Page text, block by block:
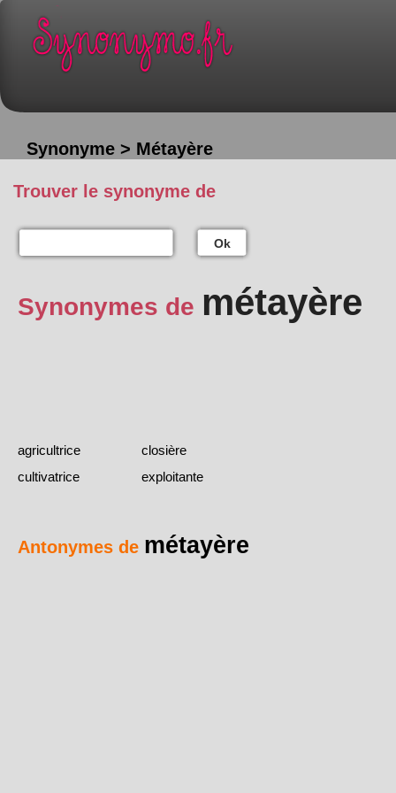
Synonyme > Métayère
Trouver le synonyme de
Ok
Synonymes de métayère
agricultrice
closière
cultivatrice
exploitante
Antonymes de métayère